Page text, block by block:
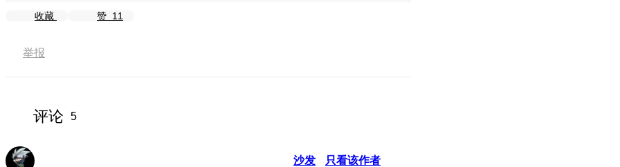
收藏 赞 11
举报
评论 5
沙发 只看该作者